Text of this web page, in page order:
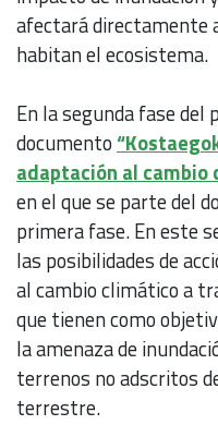
afectará directamente
habitan el ecosistema.
En la segunda fase del
documento
adaptación al cambio
en el que se parte del
primera fase. En este
las posibilidades de
al cambio climático a
que tienen como
la amenaza de
terrenos no adscritos
terrestre.